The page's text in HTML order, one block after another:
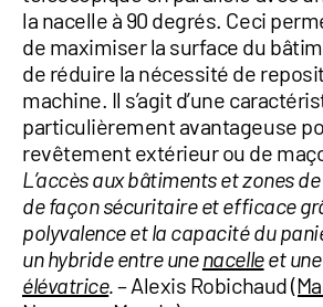
la nacelle à 90 degrés. Ceci
de maximiser la surface du
de réduire la nécessité de
machine. Il s’agit d’une
particulièrement avantageuse
revêtement extérieur ou de
L’accès aux bâtiments et zones
de façon sécuritaire et efficace
polyvalence et la capacité du
un hybride entre unenacelleet une
élévatrice.– Alexis Robichaud